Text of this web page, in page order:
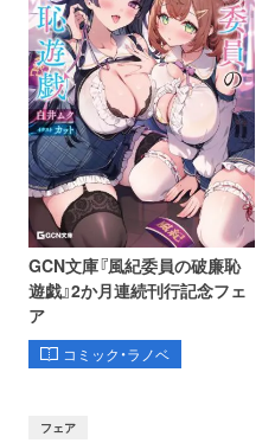
GCN文庫『風紀委員の破廉恥
遊戯』2か月連続刊行記念フェ
ア
コミック・ラノベ
フェア